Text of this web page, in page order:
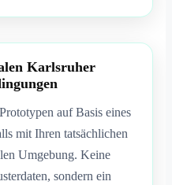
Karlsruher
auf Basis eines
mit Ihren tatsächlichen
Umgebung. Keine
sondern ein